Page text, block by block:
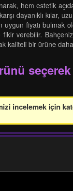
hem estetik
dayanıklı kılar,
fiyatı bulmak
verebilir.
kaliteli bir ürüne
incelemek için